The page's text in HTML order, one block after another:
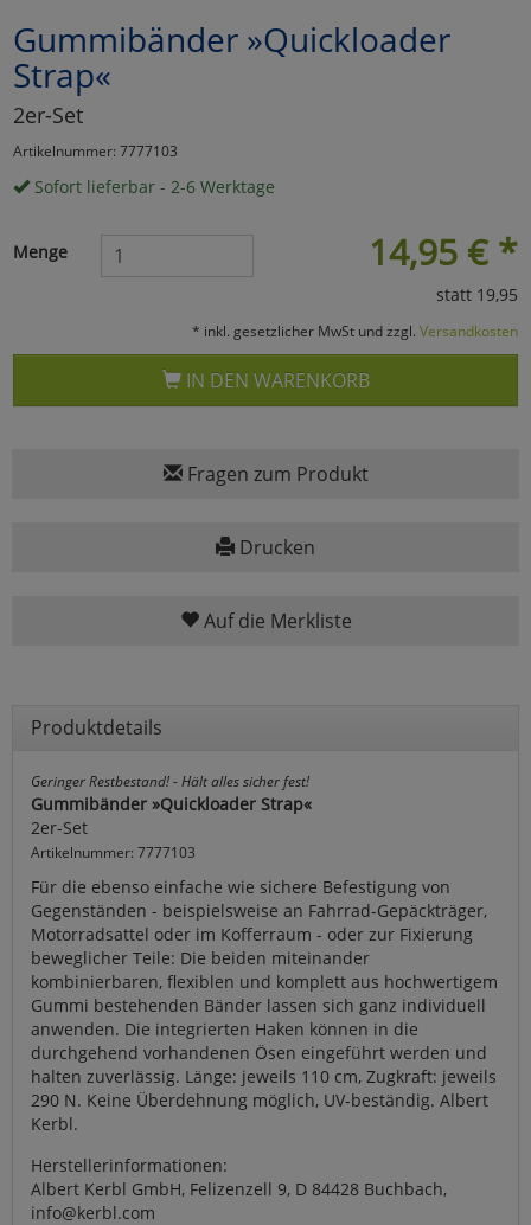
Gummibänder »Quickloader
Strap«
2er-Set
Artikelnummer: 7777103
Sofort lieferbar - 2-6 Werktage
14,95 € *
Menge
statt 19,95
* inkl. gesetzlicher MwSt und zzgl. Versandkosten
IN DEN WARENKORB
Fragen zum Produkt
Drucken
Auf die Merkliste
Produktdetails
Geringer Restbestand! - Hält alles sicher fest!
Gummibänder »Quickloader Strap«
2er-Set
Artikelnummer: 7777103
Für die ebenso einfache wie sichere Befestigung von
Gegenständen - beispielsweise an Fahrrad-Gepäckträger,
Motorradsattel oder im Kofferraum - oder zur Fixierung
beweglicher Teile: Die beiden miteinander
kombinierbaren, flexiblen und komplett aus hochwertigem
Gummi bestehenden Bänder lassen sich ganz individuell
anwenden. Die integrierten Haken können in die
durchgehend vorhandenen Ösen eingeführt werden und
halten zuverlässig. Länge: jeweils 110 cm, Zugkraft: jeweils
290 N. Keine Überdehnung möglich, UV-beständig. Albert
Kerbl.
Herstellerinformationen:
Albert Kerbl GmbH, Felizenzell 9, D 84428 Buchbach,
info@kerbl.com
Marketing
Umfragetools
Cookies
Alle Akzeptieren
Einstellungen speichern
zu Haupptseite